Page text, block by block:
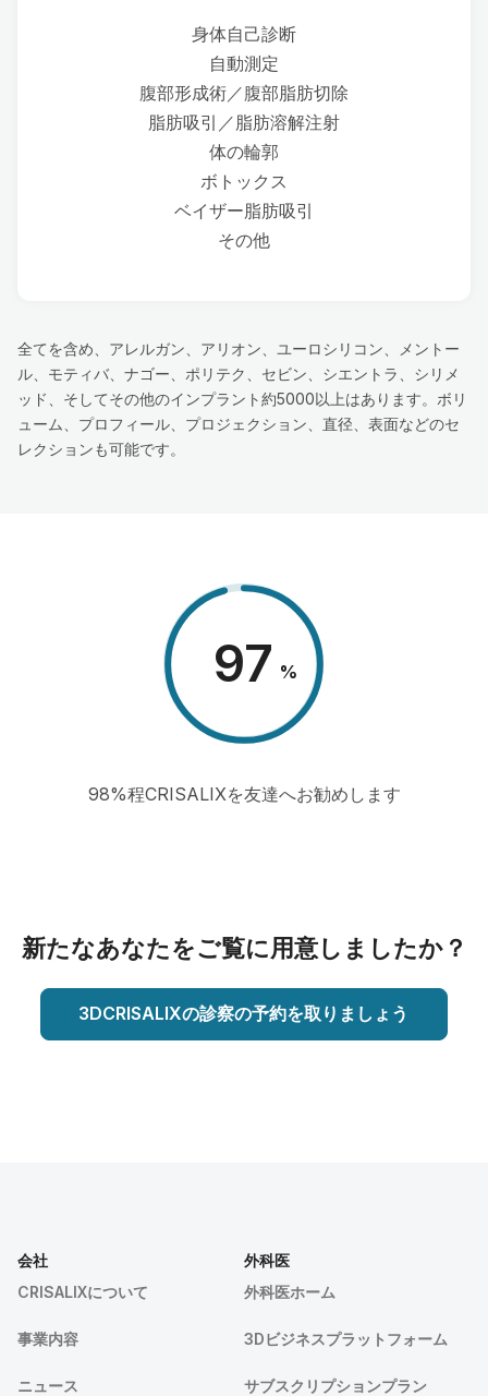
身体自己診断
自動測定
腹部形成術／腹部脂肪切除
脂肪吸引／脂肪溶解注射
体の輪郭
ボトックス
ベイザー脂肪吸引
その他
全てを含め、アレルガン、アリオン、ユーロシリコン、メントー
ル、モティバ、ナゴー、ポリテク、セビン、シエントラ、シリメ
ッド、そしてその他のインプラント約5000以上はあります。ボリ
ューム、プロフィール、プロジェクション、直径、表面などのセ
レクションも可能です。
98 %
98%程CRISALIXを友達へお勧めします
新たなあなたをご覧に用意しましたか？
3DCRISALIXの診察の予約を取りましょう
会社
CRISALIXについて
事業内容
ニュース
外科医
外科医ホーム
3Dビジネスプラットフォーム
サブスクリプションプラン